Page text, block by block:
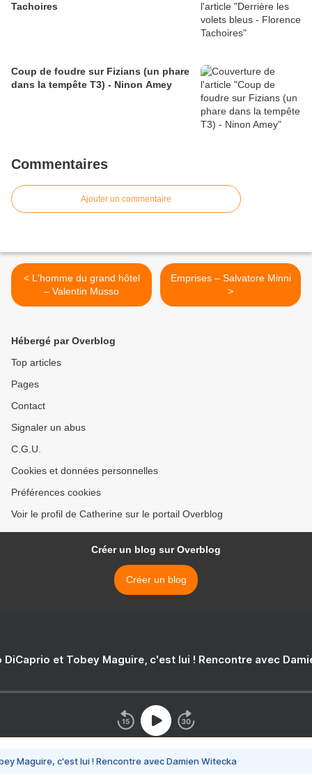
Tachoires
Coup de foudre sur Fizians (un phare
dans la tempête T3) - Ninon Amey
Commentaires
Ajouter un commentaire
< L'homme du grand hôtel
– Valentin Musso
Emprises – Salvatore Minni
>
Hébergé par Overblog
Top articles
Pages
Contact
Signaler un abus
C.G.U.
Cookies et données personnelles
Préférences cookies
Voir le profil de Catherine sur le portail Overblog
Créer un blog sur Overblog
Créer un blog
DiCaprio et Tobey Maguire, c'est lui ! Rencontre avec
Maguire, c'est lui ! Rencontre avec Damien Witecka